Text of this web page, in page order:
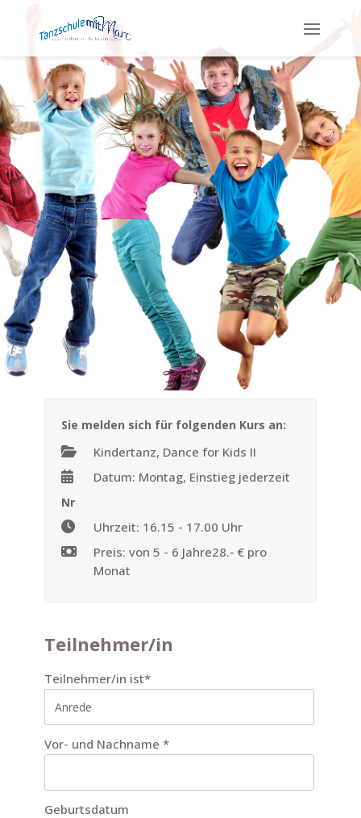
Sie melden sich für folgenden Kurs an:
Kindertanz, Dance for Kids II
Datum: Montag, Einstieg jederzeit
Nr
Uhrzeit: 16.15 - 17.00 Uhr
Preis: von 5 - 6 Jahre28.- € pro
Monat
Teilnehmer/in
Teilnehmer/in ist*
Vor- und Nachname *
Geburtsdatum